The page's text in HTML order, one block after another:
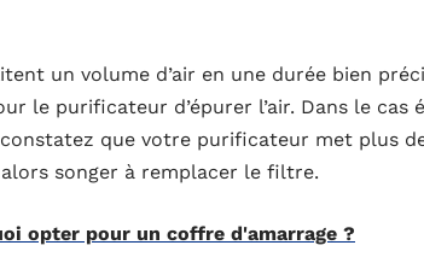
un volume d’air en une durée bien
le purificateur d’épurer l’air. Dans le cas
que votre purificateur met plus
songer à remplacer le filtre.
opter pour un coffre d'amarrage ?